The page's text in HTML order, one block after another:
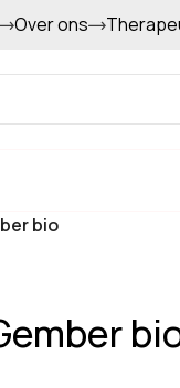
Over ons
bio